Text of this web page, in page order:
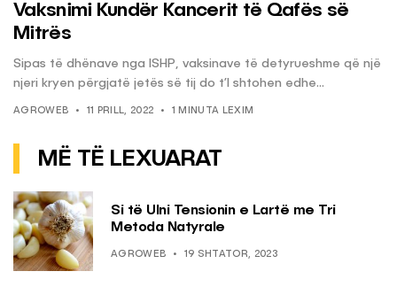
Vaksnimi Kundër Kancerit të Qafës së
Mitrës
Sipas të dhënave nga ISHP, vaksinave të detyrueshme që një
njeri kryen përgjatë jetës së tij do t’I shtohen edhe...
AGROWEB 11 PRILL, 2022 1 MINUTA LEXIM
MË TË LEXUARAT
Si të Ulni Tensionin e Lartë me Tri
Metoda Natyrale
AGROWEB 19 SHTATOR, 2023